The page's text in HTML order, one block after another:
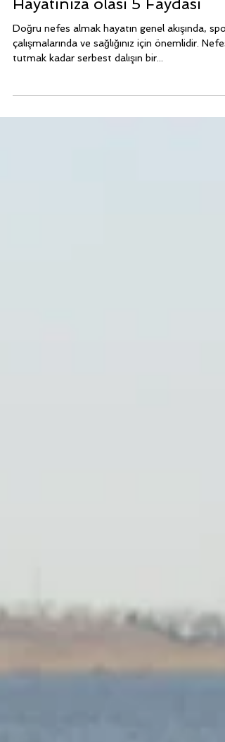
Nefes çalışması nedir ve
Tutma Egzersizlerinin Günlük
Hayatınıza olası 5 Faydası
çalışmalarında ve sağlığınız için önemlidir. Nefesi